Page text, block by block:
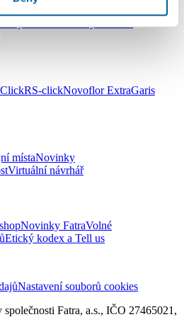
RS-clickNovoflor ExtraGaris
místaNovinky
Virtuální návrhář
Novinky FatraVolné
Etický kodex a Tell us
Nastavení souborů cookies
Fatra, a.s., IČO 27465021,